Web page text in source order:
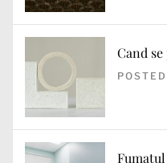
Cand